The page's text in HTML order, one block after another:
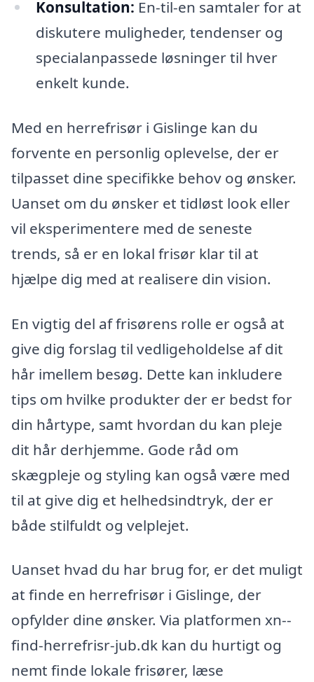
Konsultation: En-til-en samtaler for at
diskutere muligheder, tendenser og
specialanpassede løsninger til hver
enkelt kunde.
Med en herrefrisør i Gislinge kan du
forvente en personlig oplevelse, der er
tilpasset dine specifikke behov og ønsker.
Uanset om du ønsker et tidløst look eller
vil eksperimentere med de seneste
trends, så er en lokal frisør klar til at
hjælpe dig med at realisere din vision.
En vigtig del af frisørens rolle er også at
give dig forslag til vedligeholdelse af dit
hår imellem besøg. Dette kan inkludere
tips om hvilke produkter der er bedst for
din hårtype, samt hvordan du kan pleje
dit hår derhjemme. Gode råd om
skægpleje og styling kan også være med
til at give dig et helhedsindtryk, der er
både stilfuldt og velplejet.
Uanset hvad du har brug for, er det muligt
at finde en herrefrisør i Gislinge, der
opfylder dine ønsker. Via platformen xn--
find-herrefrisr-jub.dk kan du hurtigt og
nemt finde lokale frisører, læse